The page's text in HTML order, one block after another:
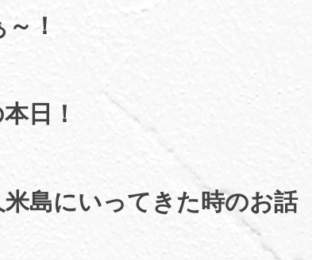
！
日！
島にいってきた時のお話